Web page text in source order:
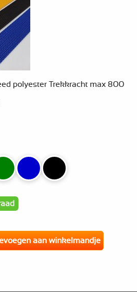
polyester Trekkracht max 800